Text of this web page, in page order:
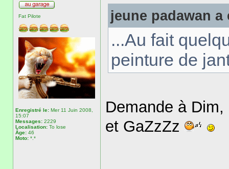
Fat Pilote
Enregistré le: Mer 11 Juin 2008,
15:07
Messages: 2229
Localisation: To lose
Âge: 46
Moto: *.*
jeune padawan a
...Au fait
peinture de
Demande à
et GaZzZz